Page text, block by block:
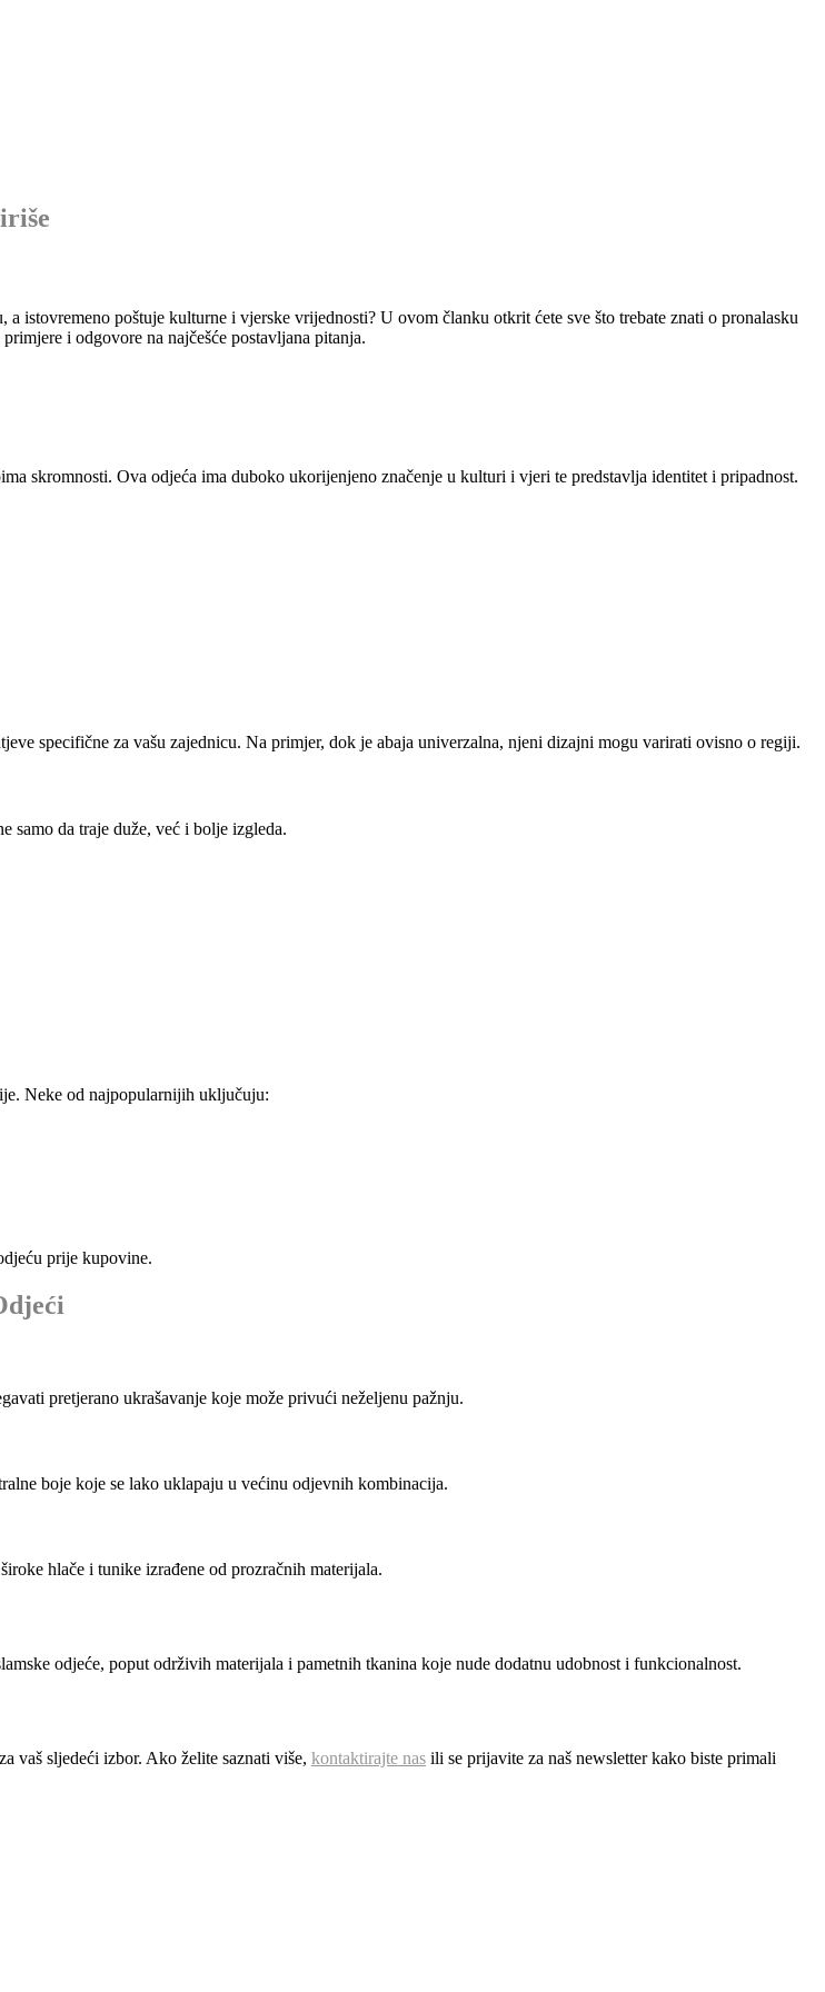
a istovremeno poštuje kulturne i vjerske vrijednosti? U ovom članku otkrit ćete sve što trebate znati o pronalasku
i odgovore na najčešće postavljana pitanja.
skromnosti. Ova odjeća ima duboko ukorijenjeno značenje u kulturi i vjeri te predstavlja identitet i pripadnost.
specifične za vašu zajednicu. Na primjer, dok je abaja univerzalna, njeni dizajni mogu varirati ovisno o regiji.
samo da traje duže, već i bolje izgleda.
Neke od najpopularnijih uključuju:
prije kupovine.
pretjerano ukrašavanje koje može privući neželjenu pažnju.
boje koje se lako uklapaju u većinu odjevnih kombinacija.
hlače i tunike izrađene od prozračnih materijala.
odjeće, poput održivih materijala i pametnih tkanina koje nude dodatnu udobnost i funkcionalnost.
vaš sljedeći izbor. Ako želite saznati više, kontaktirajte nas ili se prijavite za naš newsletter kako biste primali